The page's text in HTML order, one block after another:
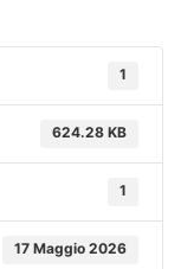
1
624.28 KB
1
17 Maggio 2026